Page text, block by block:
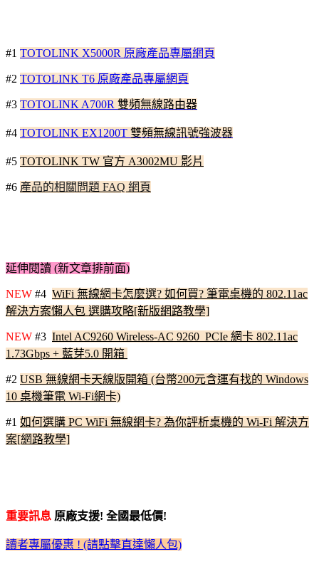
#1 TOTOLINK X5000R 原廠產品專屬網頁
#2 TOTOLINK T6 原廠產品專屬網頁
#3 TOTOLINK A700R 雙頻無線路由器
#4 TOTOLINK EX1200T 雙頻無線訊號強波器
#5 TOTOLINK TW 官方 A3002MU 影片
#6 產品的相關問題 FAQ 網頁
延伸閱讀 (新文章排前面)
NEW #4 WiFi 無線網卡怎麼選? 如何買? 筆電桌機的 802.11ac
解決方案懶人包 選購攻略[新版網路教學]
NEW #3 Intel AC9260 Wireless-AC 9260 PCIe 網卡 802.11ac
1.73Gbps + 藍芽5.0 開箱
#2 USB 無線網卡天線版開箱 (台幣200元含運有找的 Windows
10 桌機筆電 Wi-Fi網卡)
#1 如何選購 PC WiFi 無線網卡? 為你評析桌機的 Wi-Fi 解決方
案[網路教學]
重要訊息 原廠支援! 全國最低價!
讀者專屬優惠 ! (請點擊直達懶人包)